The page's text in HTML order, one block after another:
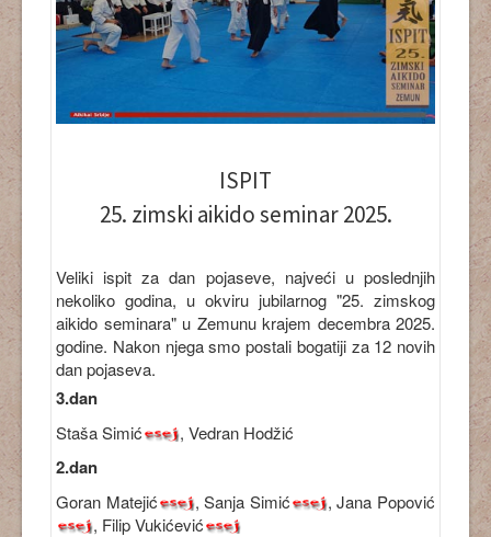
ISPIT
25. zimski aikido seminar 2025.
Veliki ispit za dan pojaseve, najveći u poslednjih
nekoliko godina, u okviru jubilarnog "25. zimskog
aikido seminara" u Zemunu krajem decembra 2025.
godine. Nakon njega smo postali bogatiji za 12 novih
dan pojaseva.
3.dan
Staša Simić , Vedran Hodžić
2.dan
Goran Matejić , Sanja Simić
, Jana Popović
, Filip Vukićević